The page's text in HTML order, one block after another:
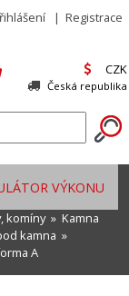
| Registrace
CZK
Česká republika
VÝKONU
komíny» Kamna
kamna »
A